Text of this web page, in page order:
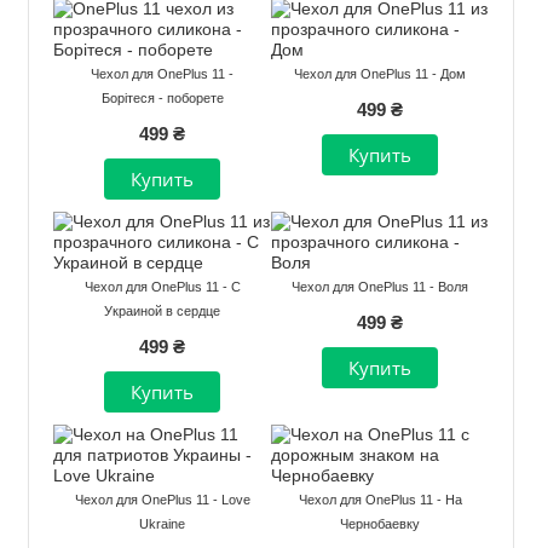
Чехол для OnePlus 11 -
Борітеся - поборете
499 ₴
Чехол для OnePlus 11 - Дом
499 ₴
Чехол для OnePlus 11 - С
Украиной в сердце
499 ₴
Чехол для OnePlus 11 - Воля
499 ₴
Чехол для OnePlus 11 - Love
Ukraine
Чехол для OnePlus 11 - На
Чернобаевку